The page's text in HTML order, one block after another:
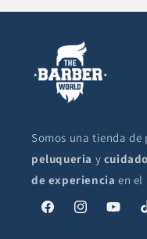
Somos una tienda de
peluqueria y
de experiencia en el
FacebookInstagram